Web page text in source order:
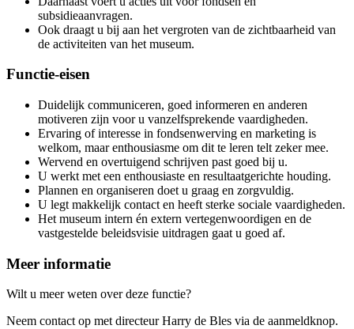
subsidieaanvragen.
Ook draagt u bij aan het vergroten van de zichtbaarheid van
de activiteiten van het museum.
Functie-eisen
Duidelijk communiceren, goed informeren en anderen
motiveren zijn voor u vanzelfsprekende vaardigheden.
Ervaring of interesse in fondsenwerving en marketing is
welkom, maar enthousiasme om dit te leren telt zeker mee.
Wervend en overtuigend schrijven past goed bij u.
U werkt met een enthousiaste en resultaatgerichte houding.
Plannen en organiseren doet u graag en zorgvuldig.
U legt makkelijk contact en heeft sterke sociale vaardigheden.
Het museum intern én extern vertegenwoordigen en de
vastgestelde beleidsvisie uitdragen gaat u goed af.
Meer informatie
Wilt u meer weten over deze functie?
Neem contact op met directeur Harry de Bles via de aanmeldknop.